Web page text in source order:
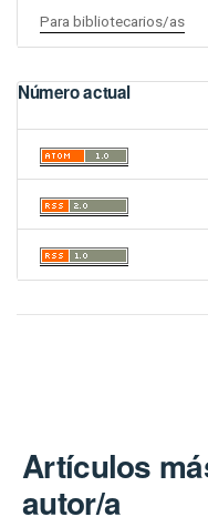
Para bibliotecarios/as
Número actual
Artículos
autor/a